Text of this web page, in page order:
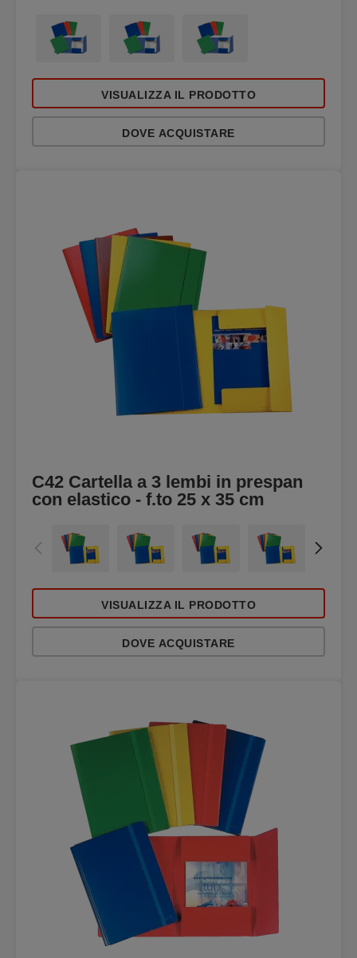
VISUALIZZA IL PRODOTTO
DOVE ACQUISTARE
C42 Cartella a 3 lembi in prespan
con elastico - f.to 25 x 35 cm
VISUALIZZA IL PRODOTTO
DOVE ACQUISTARE